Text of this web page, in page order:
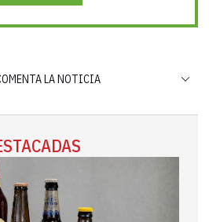
LA NOTICIA